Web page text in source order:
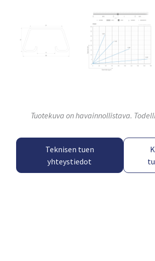
Tuotekuva on havainnollistava.
Teknisen tuen
yhteystiedot